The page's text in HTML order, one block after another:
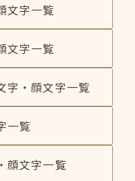
文字一覧
文字一覧
字・顔文字一覧
一覧
顔文字一覧